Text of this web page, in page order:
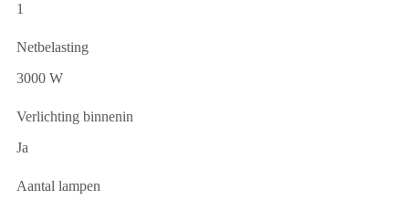
1
Netbelasting
3000 W
Verlichting binnenin
Ja
Aantal lampen